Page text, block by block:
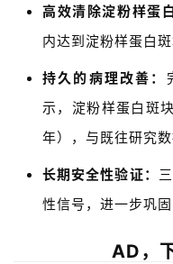
高效清除淀粉样蛋
内达到淀粉样蛋白斑
持久的病理改善：
示，淀粉样蛋白斑
年），与既往研究
长期安全性验证：
性信号，进一步巩
AD，